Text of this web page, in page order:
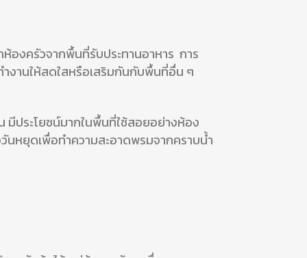
องครัวจากพื้นที่รับประทานอาหาร การ
งานให้สดใสหรือเสริมกันกับพื้นที่อื่น ๆ
มีประโยชน์มากในพื้นที่ใช้สอยอย่างห้อง
วันหยุดเพื่อทำความสะอาดพรมจากคราบน้ำ